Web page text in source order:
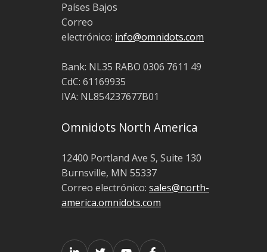
Países Bajos
Correo
electrónico: info@omnidots.com
Bank: NL35 RABO 0306 7611 49
CdC: 61169935
IVA: NL854237677B01
Omnidots North America
12400 Portland Ave S, Suite 130
Burnsville, MN 55337
Correo electrónico: sales@north-
america.omnidots.com